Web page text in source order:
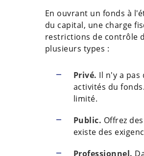
En ouvrant un fonds à
du capital, une charge
restrictions de contrôle
plusieurs types :
Privé. Il n'y a
activités du
limité.
Public. Offrez
existe des
Professionnel.